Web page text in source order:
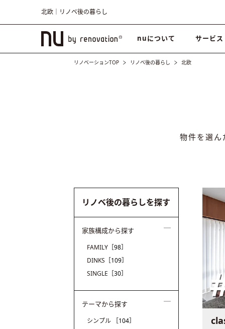
北欧｜リノベ後の暮らし
nuについて サービス
リノベーションTOP リノベ後の暮らし 北欧
物件を選ん
リノベ後の暮らしを探す
家族構成から探す
FAMILY ［98］
DINKS ［109］
SINGLE ［30］
テーマから探す
シンプル
［104］